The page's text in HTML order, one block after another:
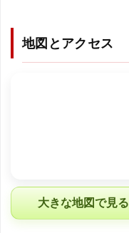
地図とアクセス
大きな地図で見る